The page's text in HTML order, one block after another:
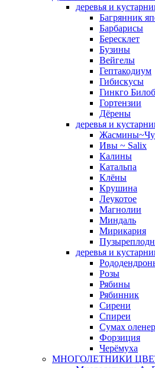
деревья и
Багрянник
Барбарисы
Бересклет
Бузины
Вейгелы
Гептакодиум
Гибискусы
Гинкго
Гортензии
Дёрены
деревья и
Ивы ~ Salix
Калины
Катальпа
Клёны
Крушина
Леукотое
Магнолии
Миндаль
Мирикария
деревья и
Розы
Рябины
Рябинник
Сирени
Спиреи
Сумах
Форзиция
Черёмуха
МНОГОЛЕТНИКИ